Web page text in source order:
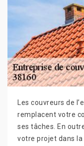
Les couvreurs de
remplacent votre
ses tâches. En
votre projet dans